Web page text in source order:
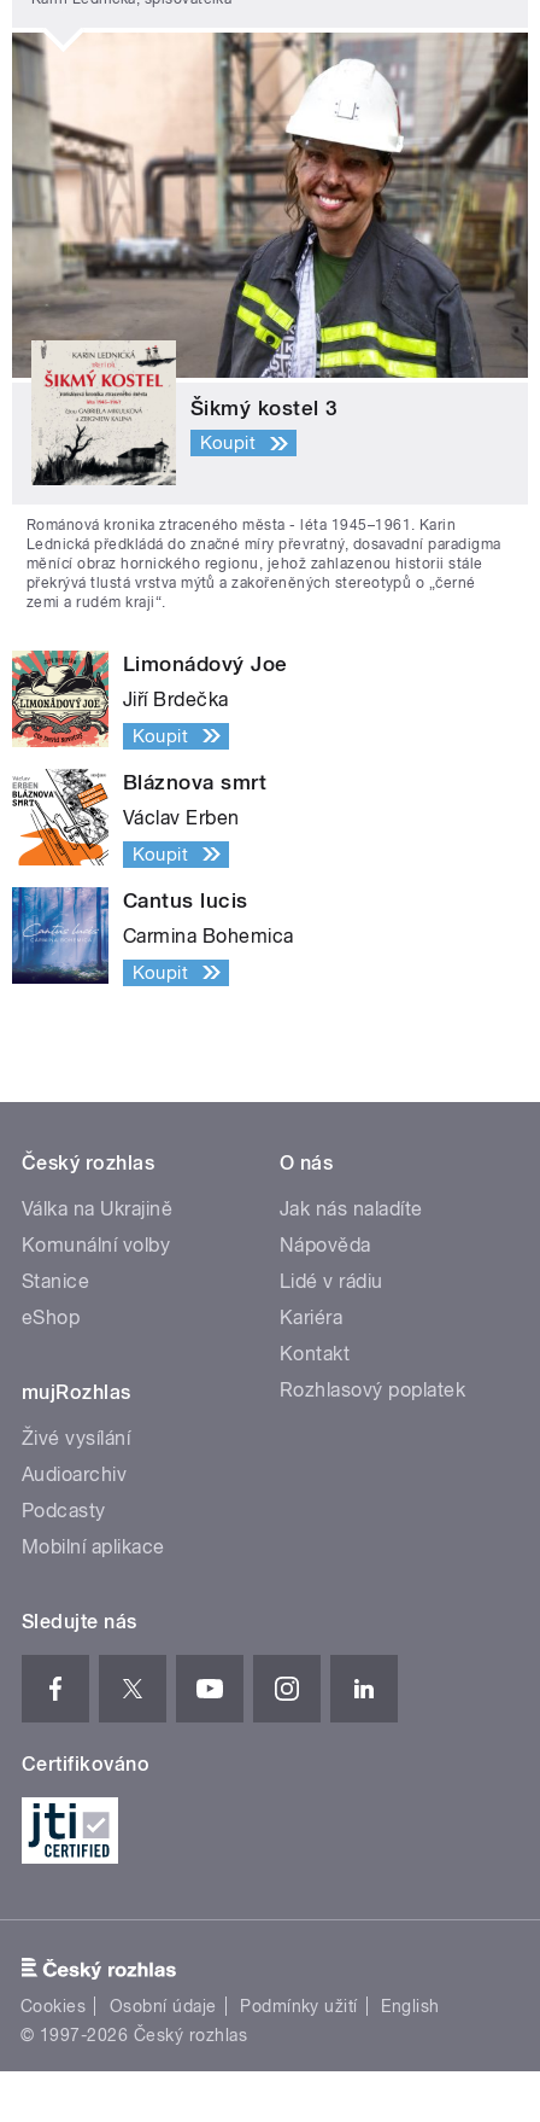
Šikmý kostel 3
Koupit
Románová kronika ztraceného města - léta 1945–1961. Karin
Lednická předkládá do značné míry převratný, dosavadní paradigma
měnící obraz hornického regionu, jehož zahlazenou historii stále
překrývá tlustá vrstva mýtů a zakořeněných stereotypů o „černé
zemi a rudém kraji“.
Limonádový Joe
Jiří Brdečka
Koupit
Bláznova smrt
Václav Erben
Koupit
Cantus lucis
Carmina Bohemica
Koupit
Český rozhlas
Válka na Ukrajině
Komunální volby
Stanice
eShop
mujRozhlas
Živé vysílání
Audioarchiv
Podcasty
Mobilní aplikace
O nás
Jak nás naladíte
Nápověda
Lidé v rádiu
Kariéra
Kontakt
Rozhlasový poplatek
Sledujte nás
Certifikováno
Cookies Osobní údaje Podmínky užití
English
© 1997-2026 Český rozhlas